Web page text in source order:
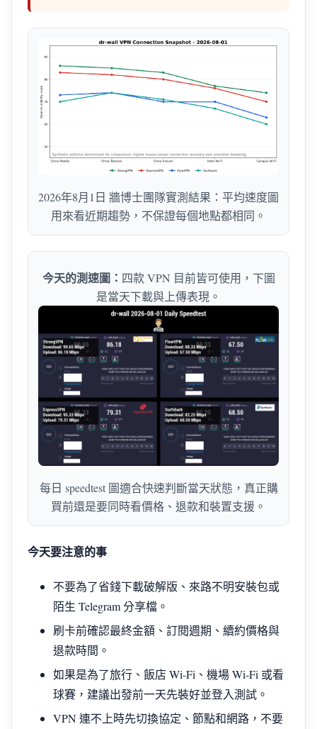
2026年8月1日 牆博士團隊實測結果：平均速度圖
用來看近期趨勢，不保證每個地點都相同。
今天的測速圖： 四款 VPN 目前皆可使用，下圖
是當天下載與上傳表現。
每日 speedtest 圖適合快速判斷當天狀態，真正購
買前還是要同時看價格、退款和裝置支援。
今天要注意的事
不要為了省錢下載破解版、來路不明安裝包或
陌生 Telegram 分享檔。
刷卡前確認最終金額、訂閱週期、續約價格與
退款時間。
如果是為了旅行、飯店 Wi-Fi、機場 Wi-Fi 或看
球賽，建議出發前一天先裝好並登入測試。
VPN 連不上時先切換協定、節點和網路，不要